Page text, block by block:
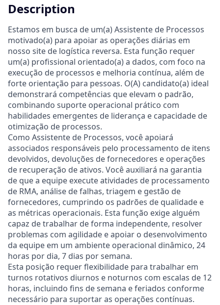
Description
Estamos em busca de um(a) Assistente de Processos
motivado(a) para apoiar as operações diárias em
nosso site de logística reversa. Esta função requer
um(a) profissional orientado(a) a dados, com foco na
execução de processos e melhoria contínua, além de
forte orientação para pessoas. O(A) candidato(a) ideal
demonstrará competências que elevam o padrão,
combinando suporte operacional prático com
habilidades emergentes de liderança e capacidade de
otimização de processos.
Como Assistente de Processos, você apoiará
associados responsáveis pelo processamento de itens
devolvidos, devoluções de fornecedores e operações
de recuperação de ativos. Você auxiliará na garantia
de que a equipe execute atividades de processamento
de RMA, análise de falhas, triagem e gestão de
fornecedores, cumprindo os padrões de qualidade e
as métricas operacionais. Esta função exige alguém
capaz de trabalhar de forma independente, resolver
problemas com agilidade e apoiar o desenvolvimento
da equipe em um ambiente operacional dinâmico, 24
horas por dia, 7 dias por semana.
Esta posição requer flexibilidade para trabalhar em
turnos rotativos diurnos e noturnos com escalas de 12
horas, incluindo fins de semana e feriados conforme
necessário para suportar as operações contínuas.